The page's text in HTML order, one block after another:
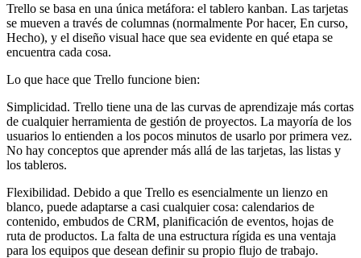
Trello se basa en una única metáfora: el tablero kanban. Las tarjetas
se mueven a través de columnas (normalmente Por hacer, En curso,
Hecho), y el diseño visual hace que sea evidente en qué etapa se
encuentra cada cosa.
Lo que hace que Trello funcione bien:
Simplicidad. Trello tiene una de las curvas de aprendizaje más cortas
de cualquier herramienta de gestión de proyectos. La mayoría de los
usuarios lo entienden a los pocos minutos de usarlo por primera vez.
No hay conceptos que aprender más allá de las tarjetas, las listas y
los tableros.
Flexibilidad. Debido a que Trello es esencialmente un lienzo en
blanco, puede adaptarse a casi cualquier cosa: calendarios de
contenido, embudos de CRM, planificación de eventos, hojas de
ruta de productos. La falta de una estructura rígida es una ventaja
para los equipos que desean definir su propio flujo de trabajo.